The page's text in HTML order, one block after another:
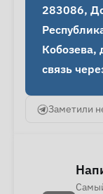
283086,
Кобозева,
связь
Заметили